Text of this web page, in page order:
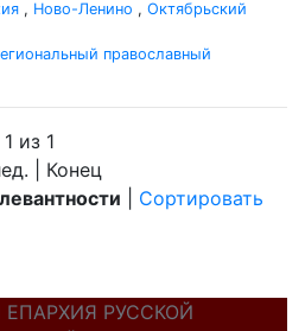
, Ново-Ленино , Октябрьский
православный
из 1
| Конец
Сортировать
ЕПАРХИЯ РУССКОЙ